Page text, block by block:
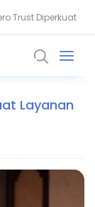
Trust Diperkuat
Keamanan Siber
Layanan